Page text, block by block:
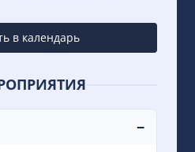
в календарь
−